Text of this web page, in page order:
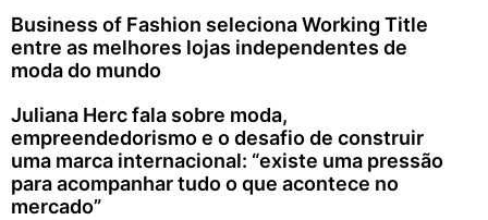
Business of Fashion seleciona Working Title
entre as melhores lojas independentes de
moda do mundo
Juliana Herc fala sobre moda,
empreendedorismo e o desafio de construir
uma marca internacional: “existe uma pressão
para acompanhar tudo o que acontece no
mercado”